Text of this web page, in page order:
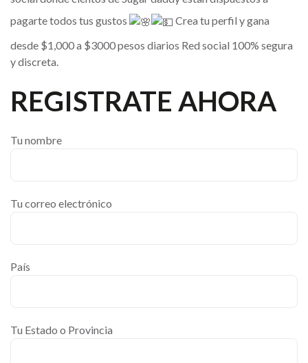
pagarte todos tus gustos
Crea tu perfil y gana
desde $1,000 a $3000 pesos diarios Red social 100% segura
y discreta.
REGISTRATE AHORA
Tu nombre
Tu correo electrónico
País
Tu Estado o Provincia